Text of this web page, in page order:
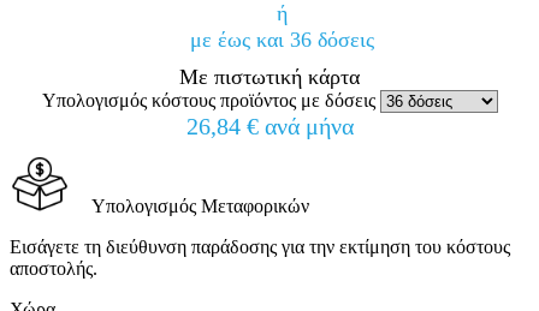
ή
με έως και 36 δόσεις
Με πιστωτική κάρτα
Υπολογισμός κόστους προϊόντος με δόσεις
26,84 € ανά μήνα
Υπολογισμός Μεταφορικών
Εισάγετε τη διεύθυνση παράδοσης για την εκτίμηση του κόστους
αποστολής.